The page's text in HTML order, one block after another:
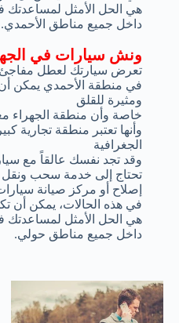
ونش سيارات في
تعرض سيارتك لعطل مفاجئ
في منطقة الأحمدي يمكن
ومثيرة للقلق
خاصة وأن منطقة الجهراء
وأنها تعتبر منطقة تجارية
الجغرافية
وقد تجد نفسك عالقاً مع
تحتاج إلى خدمة سحب
إصلاح أو مركز صيانة
في هذه الحالات، يمكن أن
هي الحل الأمثل لمساعدتك
داخل جميع مناطق حولي.
هي الحل الأمثل لمساعدتك
داخل جميع مناطق الأحمدي.